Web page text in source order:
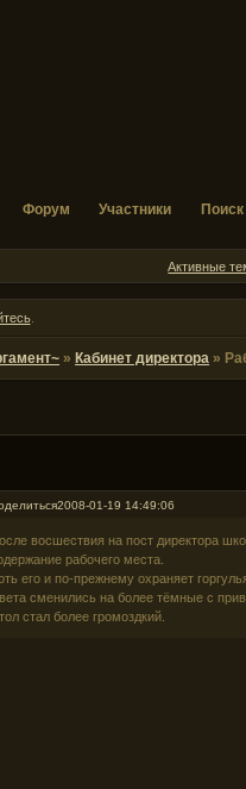
Форум Участники Поиск
Активные
.
» Кабинет директора »
2008-01-19 14:49:06
восшествия на пост директора
рабочего места.
его и по-прежнему охраняет
сменились на более тёмные с
стал более громоздкий.